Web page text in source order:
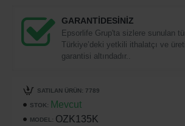
GARANTİDESİNİZ
Epsorlife Grup'ta sizlere sunulan
Türkiye’deki yetkili ithalatçı ve
garantisi altındadır..
STOK: Mevcut
MODEL: OZK135K
SATILAN ÜRÜN: 7789